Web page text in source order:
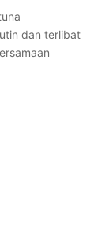
dan terlibat